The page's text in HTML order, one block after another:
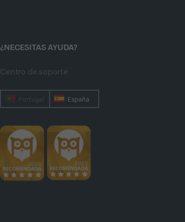
¿NECESITAS AYUDA?
Centro de soporte
Portugal España